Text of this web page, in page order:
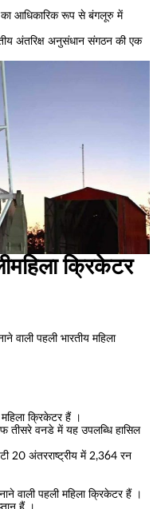
का आधिकारिक रूप से बंगलूरु में
अंतरिक्ष अनुसंधान संगठन की एक
क्रिकेटर
वाली पहली भारतीय महिला
क्रिकेटर हैं ।
तीसरे वनडे में यह उपलब्धि हासिल
20 अंतरराष्ट्रीय में 2,364 रन
वाली पहली महिला क्रिकेटर हैं ।